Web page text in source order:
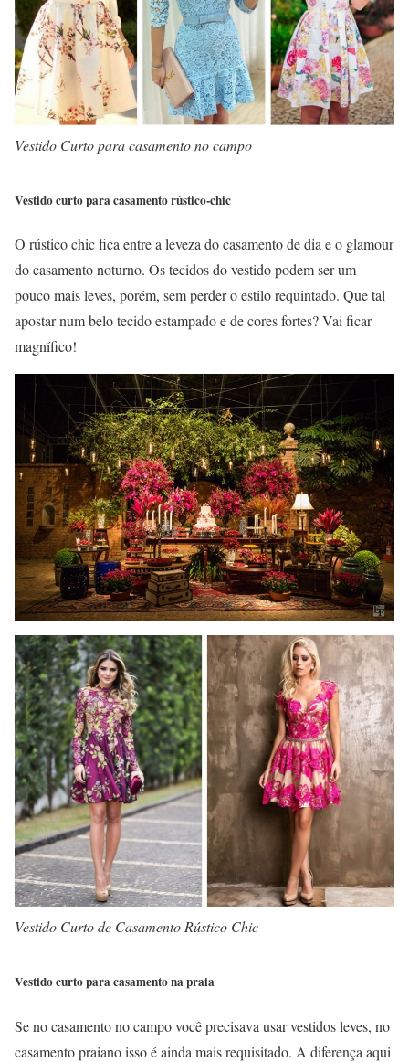
Vestido Curto para casamento no campo
Vestido curto para casamento rústico-chic
O rústico chic fica entre a leveza do casamento de dia e o glamour
do casamento noturno. Os tecidos do vestido podem ser um
pouco mais leves, porém, sem perder o estilo requintado. Que tal
apostar num belo tecido estampado e de cores fortes? Vai ficar
magnífico!
Vestido Curto de Casamento Rústico Chic
Vestido curto para casamento na praia
Se no casamento no campo você precisava usar vestidos leves, no
casamento praiano isso é ainda mais requisitado. A diferença aqui